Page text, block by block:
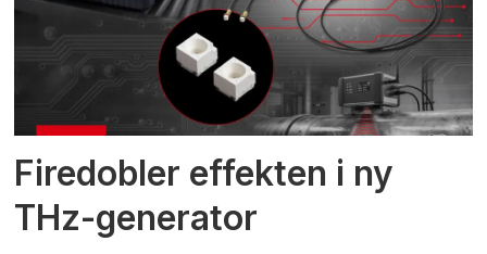
Firedobler effekten i ny
THz-generator